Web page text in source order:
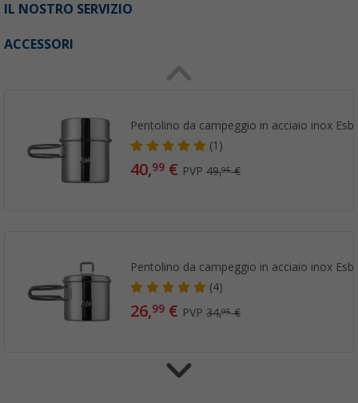
IL NOSTRO SERVIZIO
ACCESSORI
Pentolino da campeggio in acciaio inox
(1)
40,99 € PVP49,95€
Pentolino da campeggio in acciaio inox
(4)
26,99 € PVP34,95€